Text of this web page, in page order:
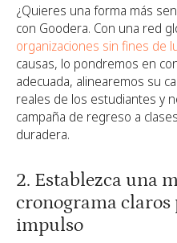
¿Quieres una forma más
con Goodera. Con una red
organizaciones sin fines de
causas, lo pondremos en
adecuada, alinearemos su
reales de los estudiantes y
campaña de regreso a
duradera.
2. Establezca una
cronograma claros
impulso